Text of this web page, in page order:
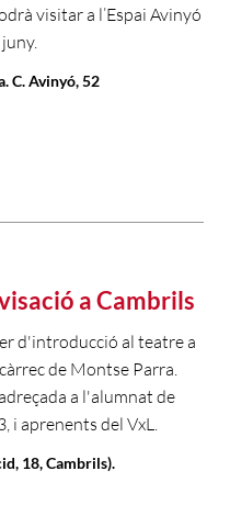
visitar a l’Espai Avinyó
C. Avinyó, 52
a Cambrils
d'introducció al teatre a
de Montse Parra.
a l'alumnat de
i aprenents del VxL.
18, Cambrils).